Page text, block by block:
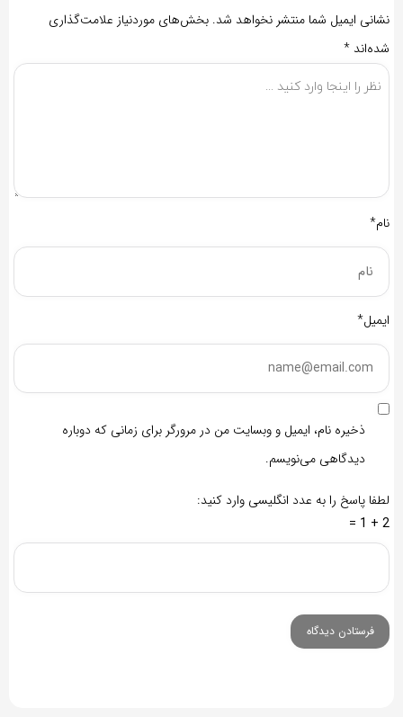
نشانی ایمیل شما منتشر نخواهد شد. بخش‌های موردنیاز علامت‌گذاری
شده‌اند *
نام*
ایمیل*
ذخیره نام، ایمیل و وبسایت من در مرورگر برای زمانی که دوباره
دیدگاهی می‌نویسم.
لطفا پاسخ را به عدد انگلیسی وارد کنید:
2 + 1 =